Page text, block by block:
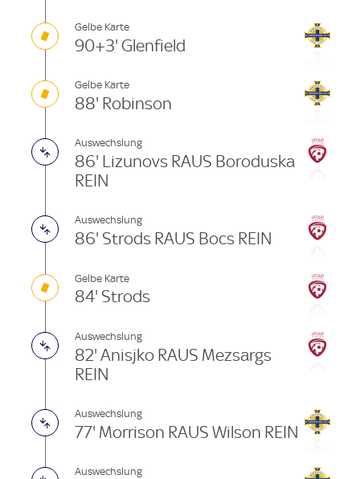
Gelbe Karte
90+3' Glenfield
Gelbe Karte
88' Robinson
Auswechslung
86' Lizunovs RAUS Boroduska
REIN
Auswechslung
86' Strods RAUS Bocs REIN
Gelbe Karte
84' Strods
Auswechslung
82' Anisjko RAUS Mezsargs
REIN
Auswechslung
77' Morrison RAUS Wilson REIN
Auswechslung